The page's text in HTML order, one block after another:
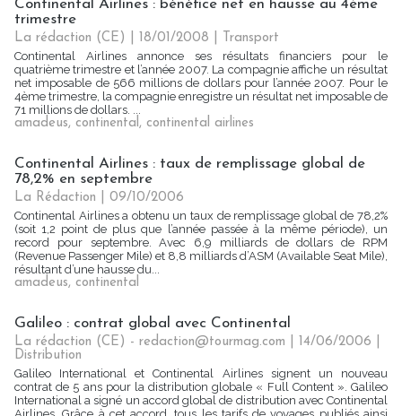
Continental Airlines : bénéfice net en hausse au 4ème
trimestre
La rédaction (CE) | 18/01/2008
Transport
Continental Airlines annonce ses résultats financiers pour le
quatrième trimestre et l’année 2007. La compagnie affiche un résultat
net imposable de 566 millions de dollars pour l’année 2007. Pour le
4ème trimestre, la compagnie enregistre un résultat net imposable de
71 millions de dollars. ...
amadeus, continental, continental airlines
Continental Airlines : taux de remplissage global de
78,2% en septembre
La Rédaction | 09/10/2006
Continental Airlines a obtenu un taux de remplissage global de 78,2%
(soit 1,2 point de plus que l’année passée à la même période), un
record pour septembre. Avec 6,9 milliards de dollars de RPM
(Revenue Passenger Mile) et 8,8 milliards d’ASM (Available Seat Mile),
résultant d’une hausse du...
amadeus, continental
Galileo : contrat global avec Continental
La rédaction (CE) - redaction@tourmag.com | 14/06/2006
Distribution
Galileo International et Continental Airlines signent un nouveau
contrat de 5 ans pour la distribution globale « Full Content ». Galileo
International a signé un accord global de distribution avec Continental